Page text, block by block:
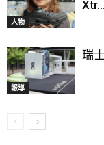
人物
Xtr...
報導
瑞